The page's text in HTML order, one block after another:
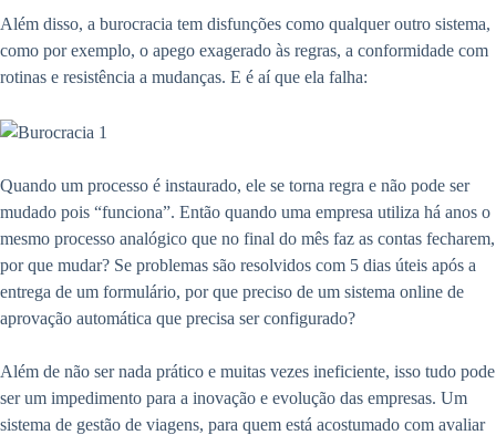
Além disso, a burocracia tem disfunções como qualquer outro sistema,
como por exemplo, o apego exagerado às regras, a conformidade com
rotinas e resistência a mudanças. E é aí que ela falha:
Quando um processo é instaurado, ele se torna regra e não pode ser
mudado pois “funciona”. Então quando uma empresa utiliza há anos o
mesmo processo analógico que no final do mês faz as contas fecharem,
por que mudar? Se problemas são resolvidos com 5 dias úteis após a
entrega de um formulário, por que preciso de um sistema online de
aprovação automática que precisa ser configurado?
Além de não ser nada prático e muitas vezes ineficiente, isso tudo pode
ser um impedimento para a inovação e evolução das empresas. Um
sistema de gestão de viagens, para quem está acostumado com avaliar